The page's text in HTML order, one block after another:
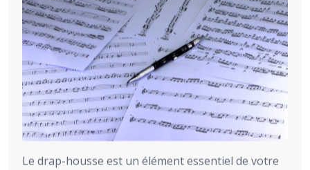
Le drap-housse est un élément essentiel de votre